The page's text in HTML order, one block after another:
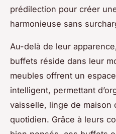
prédilection pour créer
harmonieuse sans
Au-delà de leur
buffets réside dans leur
meubles offrent un
intelligent, permettant
vaisselle, linge de maison
quotidien. Grâce à leurs